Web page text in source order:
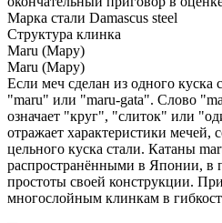
Марка стали Damascus steel
Структура клинка
Maru (Мару)
Maru (Мару)
Если меч сделан из одного куска
"maru" или "maru-gata". Слово
означает "круг", "слиток" или
отражает характеристики мечей,
цельного куска стали. Катаны
распространёнными в Японии, в
простоты своей конструкции.
многослойным клинкам в